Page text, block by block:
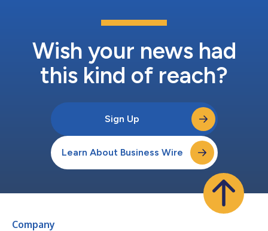
Wish your news had
this kind of reach?
Sign Up
Learn About Business Wire
Company